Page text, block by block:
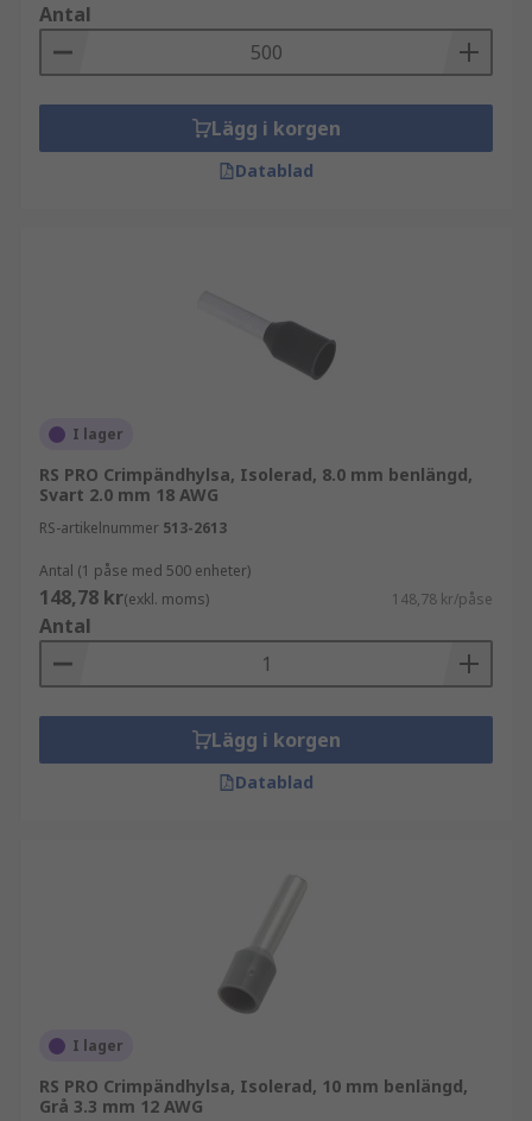
Antal
Lägg i korgen
Datablad
I lager
RS PRO Crimpändhylsa, Isolerad, 8.0 mm benlängd,
Svart 2.0 mm 18 AWG
RS-artikelnummer 513-2613
Antal (1 påse med 500 enheter)
148,78 kr(exkl. moms) 148,78 kr/påse
Antal
Lägg i korgen
Datablad
I lager
RS PRO Crimpändhylsa, Isolerad, 10 mm benlängd,
Grå 3.3 mm 12 AWG